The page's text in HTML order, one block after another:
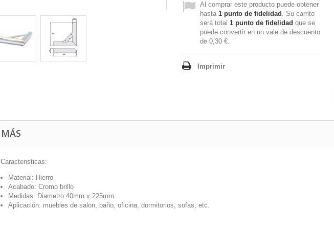
Al comprar este producto puede obtener
hasta 1 punto de fidelidad . Su carrito
será total 1 punto de fidelidad que se
puede convertir en un vale de descuento
de 0,30 €.
Imprimir
MÁS
Caracteristicas:
Material: Hierro
Acabado: Cromo brillo
Medidas: Diametro 40mm x 225mm
Aplicación: muebles de salon, baño, oficina, dormitorios, sofas, etc.